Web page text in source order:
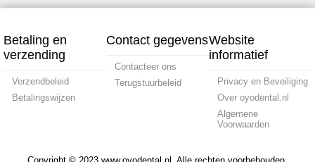
Betaling en
verzending
Verzendbeleid
Betalingswijzen
Contact gegevens
Contacteer ons
Terugstuurbeleid
Website
informatief
Privacy en Beveiliging
Over oyodental.nl
Algemene
Voorwaarden